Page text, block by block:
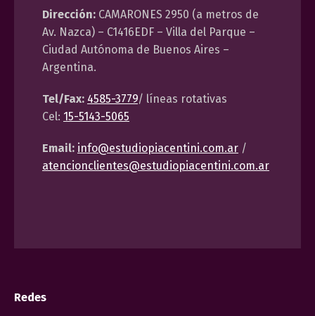
Dirección: CAMARONES 2950 (a metros de
Av. Nazca) – C1416EDF – Villa del Parque –
Ciudad Autónoma de Buenos Aires –
Argentina.
Tel/Fax: 4585-3779/ líneas rotativas
Cel: 15-5143-5065
Email: info@estudiopiacentini.com.ar /
atencionclientes@estudiopiacentini.com.ar
Redes